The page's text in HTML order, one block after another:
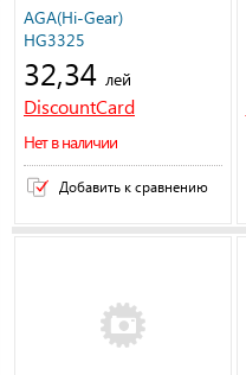
AGA(Hi-Gear)
HG3325
32,34 лей
DiscountCard
Нет в наличии
Добавить к сравнению